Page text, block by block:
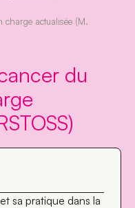
charge actualisée (M.
du
sa pratique dans la